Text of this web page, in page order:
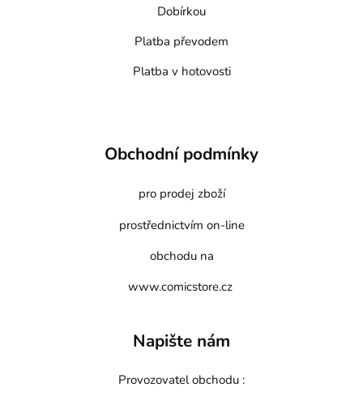
Dobírkou
Platba převodem
Platba v hotovosti
Obchodní podmínky
pro prodej zboží
prostřednictvím on-line
obchodu na
www.comicstore.cz
Napište nám
Provozovatel obchodu :